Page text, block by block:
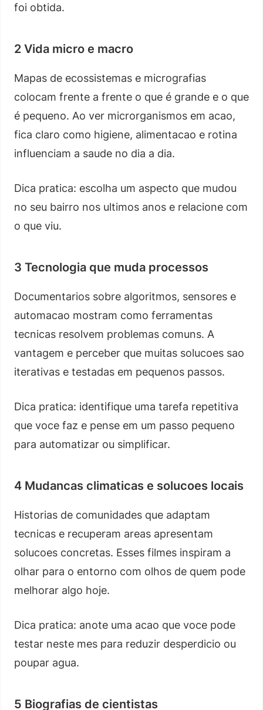
foi obtida.
2 Vida micro e macro
Mapas de ecossistemas e micrografias
colocam frente a frente o que é grande e o que
é pequeno. Ao ver microrganismos em acao,
fica claro como higiene, alimentacao e rotina
influenciam a saude no dia a dia.
Dica pratica: escolha um aspecto que mudou
no seu bairro nos ultimos anos e relacione com
o que viu.
3 Tecnologia que muda processos
Documentarios sobre algoritmos, sensores e
automacao mostram como ferramentas
tecnicas resolvem problemas comuns. A
vantagem e perceber que muitas solucoes sao
iterativas e testadas em pequenos passos.
Dica pratica: identifique uma tarefa repetitiva
que voce faz e pense em um passo pequeno
para automatizar ou simplificar.
4 Mudancas climaticas e solucoes locais
Historias de comunidades que adaptam
tecnicas e recuperam areas apresentam
solucoes concretas. Esses filmes inspiram a
olhar para o entorno com olhos de quem pode
melhorar algo hoje.
Dica pratica: anote uma acao que voce pode
testar neste mes para reduzir desperdicio ou
poupar agua.
5 Biografias de cientistas